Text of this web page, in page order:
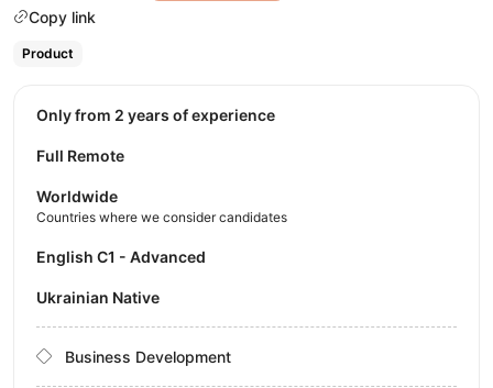
Copy link
Product
Only from 2 years of experience
Full Remote
Worldwide
Countries where we consider candidates
English C1 - Advanced
Ukrainian Native
Business Development